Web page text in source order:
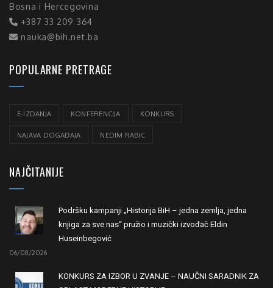
Bosna i Hercegovina
+387 33 209 364
nauka@bih.net.ba
POPULARNE PRETRAGE
E-IZDANJA KONFERENCIJA KONKURS
NAJAVA DOGAĐAJA NEDIM RABIC
NAJČITANIJE
Podršku kampanji „Historija BiH – jedna zemlja, jedna
knjiga za sve nas“ pružio i muzički izvođač Eldin
Huseinbegović
06/08/2026
KONKURS ZA IZBOR U ZVANJE – NAUČNI SARADNIK ZA